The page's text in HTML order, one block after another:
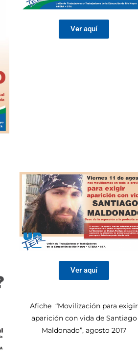
Ver aquí
Ver aquí
Afiche “Movilización para exigir
aparición con vida de Santiago
Maldonado”, agosto 2017